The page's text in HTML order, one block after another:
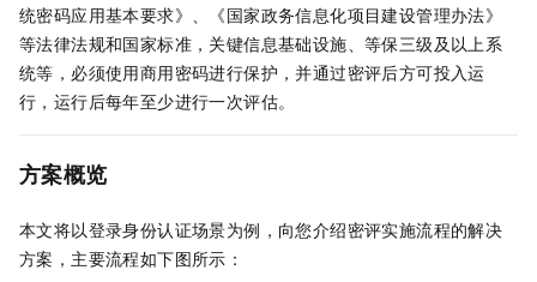
统密码应用基本要求》、《国家政务信息化项目建设管理办法》
等法律法规和国家标准，关键信息基础设施、等保三级及以上系
统等，必须使用商用密码进行保护，并通过密评后方可投入运
行，运行后每年至少进行一次评估。
方案概览
本文将以登录身份认证场景为例，向您介绍密评实施流程的解决
方案，主要流程如下图所示：